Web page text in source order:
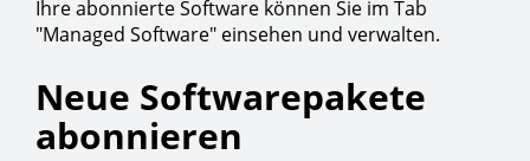
Ihre abonnierte Software können Sie im Tab
"Managed Software" einsehen und verwalten.
Neue Softwarepakete
abonnieren